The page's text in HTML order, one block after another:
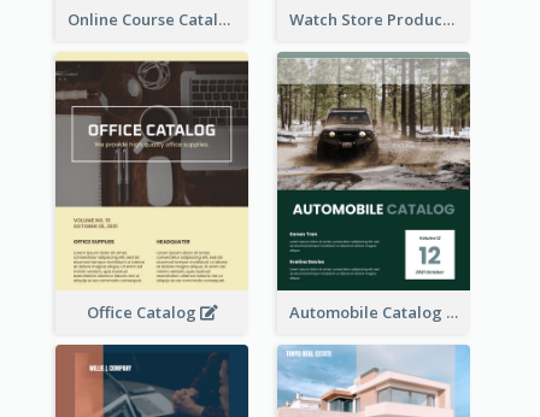
Online Course Catalog Watch Store Product Catalog
Office Catalog Automobile Catalog